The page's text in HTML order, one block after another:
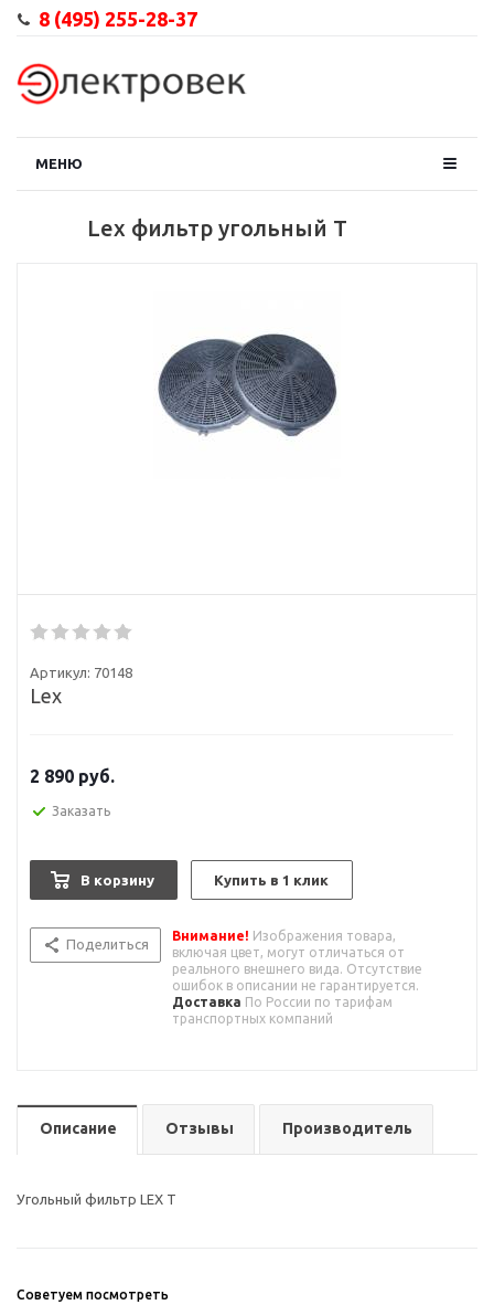
8 (495) 255-28-37
МЕНЮ
Lex фильтр угольный T
Артикул: 70148
Lex
2 890 руб.
Заказать
В корзину Купить в 1 клик
Поделиться
Внимание! Изображения товара,
включая цвет, могут отличаться от
реального внешнего вида. Отсутствие
ошибок в описании не гарантируется.
Доставка По России по тарифам
транспортных компаний
Описание Отзывы Производитель
Угольный фильтр LEX T
Советуем посмотреть